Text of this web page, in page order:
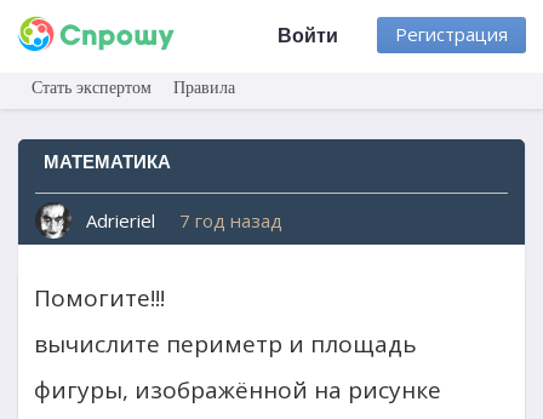
Регистрация
Войти
Стать экспертом Правила
МАТЕМАТИКА
Adrieriel 7 год назад
Помогите!!!
вычислите периметр и площадь
фигуры, изображённой на рисунке